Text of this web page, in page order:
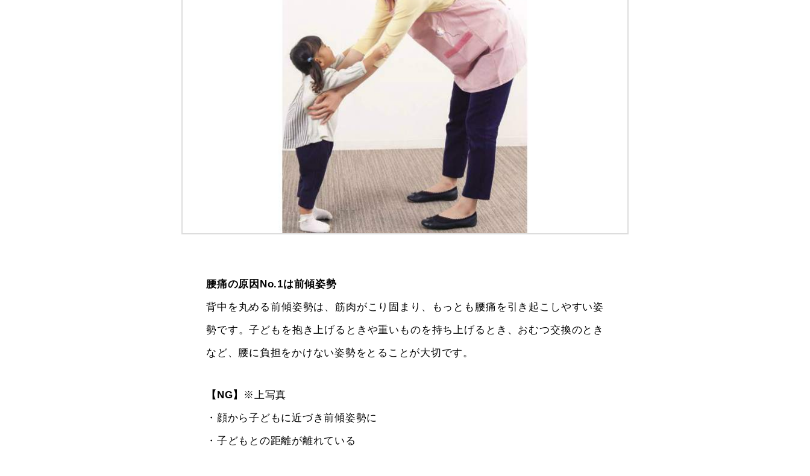
腰痛の原因No.1は前傾姿勢
背中を丸める前傾姿勢は、筋肉がこり固まり、もっとも腰痛を引き起こしやすい姿
勢です。子どもを抱き上げるときや重いものを持ち上げるとき、おむつ交換のとき
など、腰に負担をかけない姿勢をとることが大切です。
【NG】
※上写真
・顔から子どもに近づき前傾姿勢に
・子どもとの距離が離れている